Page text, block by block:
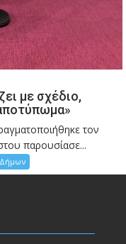
με σχέδιο,
τον
παρουσίασε...